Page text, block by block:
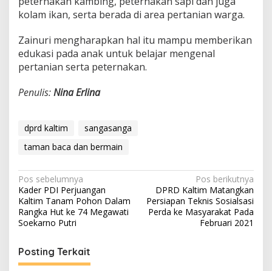
kolam ikan, serta berada di area pertanian warga.
Zainuri mengharapkan hal itu mampu memberikan
edukasi pada anak untuk belajar mengenal
pertanian serta peternakan.
Penulis:Nina Erlina
dprd kaltim
sangasanga
taman baca dan bermain
Navigasi
pos
Pos sebelumnya
Kader PDI Perjuangan
Kaltim Tanam Pohon Dalam
Rangka Hut ke 74 Megawati
Soekarno Putri
Pos berikutnya
DPRD Kaltim Matangkan
Persiapan Teknis Sosialsasi
Perda ke Masyarakat Pada
Februari 2021
Posting Terkait